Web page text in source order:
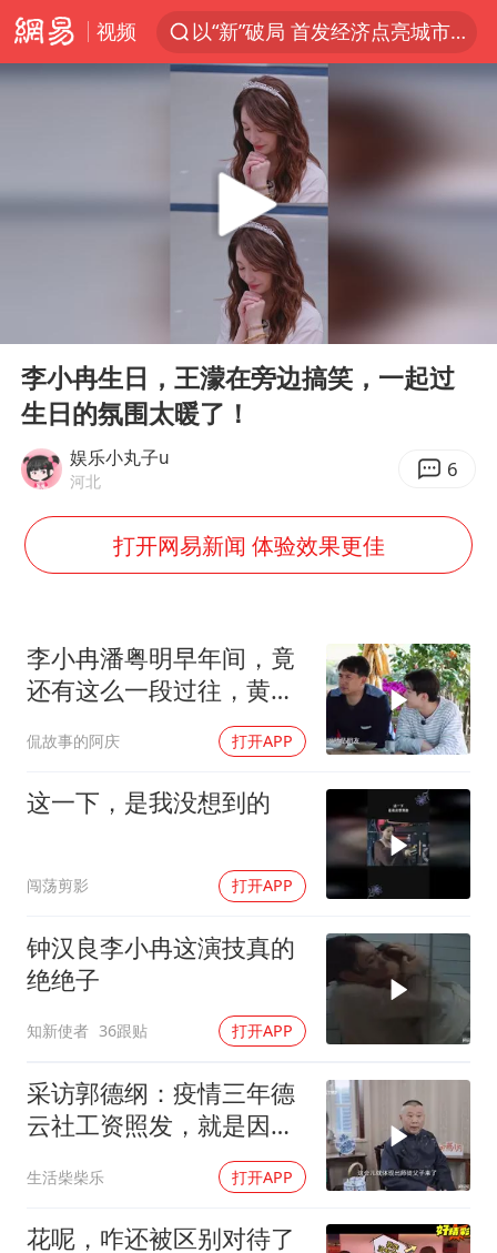
视频
以“新”破局 首发经济点亮城市消费活力
台风白海豚进入48小时警戒线
中方回应是否在太平洋海底开采稀土
看守所辅警收受10万获刑1年
宇树科技发行价格150.80元/股
五粮液渠道价一箱上涨近百元
CIA被曝已秘密设立古巴工作组
U17国足1分钟轰2球
泰国一女公务员妆容引争议 本人回应
24小时不关空调 电费会更低吗
中国养老床位“三连降”
吉林一“温度计大楼”读数爆表
东方甄选被判赔偿江小白30万元
奋进开新局 实干挑大梁
Play
01:31
李小冉生日，王濛在旁边搞笑，一起过
生日的氛围太暖了！
娱乐小丸子u
河北 6
打开网易新闻 体验效果更佳
李小冉潘粤明早年间，竟
还有这么一段过往，黄磊
侃故事的阿庆 打开APP
这一下，是我没想到的
闯荡剪影 打开APP
钟汉良李小冉这演技真的
绝绝子
知新使者 36跟贴 打开APP
采访郭德纲：疫情三年德
云社工资照发，就是因为
生活柴柴乐 打开APP
花呢，咋还被区别对待了